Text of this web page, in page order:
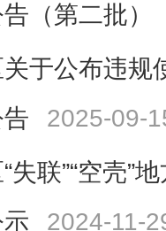
（第二批）
于公布违规
2025-09-
失联”“空壳”
2024-11-